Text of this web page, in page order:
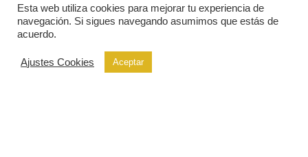
Esta web utiliza cookies para mejorar tu experiencia de
navegación. Si sigues navegando asumimos que estás de
acuerdo.
Ajustes Cookies Aceptar